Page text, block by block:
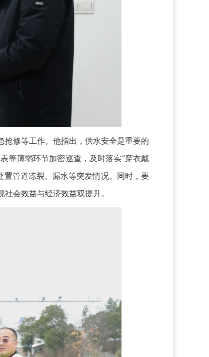
修等工作。他指出，供水安全是重要的
等薄弱环节加密巡查，及时落实“穿衣戴
管道冻裂、漏水等突发情况。同时，要
会效益与经济效益双提升。